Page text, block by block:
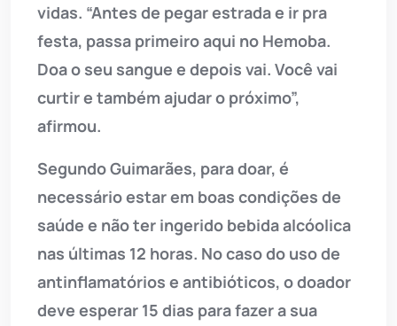
vidas. “Antes de pegar estrada e ir pra
festa, passa primeiro aqui no Hemoba.
Doa o seu sangue e depois vai. Você vai
curtir e também ajudar o próximo”,
afirmou.
Segundo Guimarães, para doar, é
necessário estar em boas condições de
saúde e não ter ingerido bebida alcóolica
nas últimas 12 horas. No caso do uso de
antinflamatórios e antibióticos, o doador
deve esperar 15 dias para fazer a sua